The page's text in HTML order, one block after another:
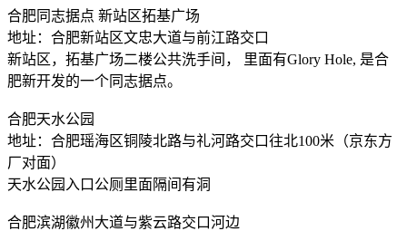
合肥同志据点 新站区拓基广场
地址：合肥新站区文忠大道与前江路交口
新站区，拓基广场二楼公共洗手间， 里面有Glory Hole, 是合
肥新开发的一个同志据点。
合肥天水公园
地址：合肥瑶海区铜陵北路与礼河路交口往北100米（京东方
厂对面）
天水公园入口公厕里面隔间有洞
合肥滨湖徽州大道与紫云路交口河边